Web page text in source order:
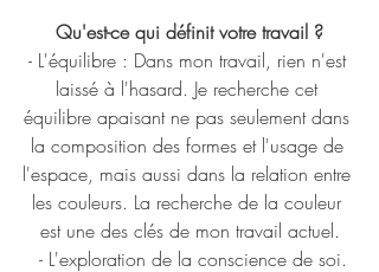
Qu'est-ce qui définit votre travail ?
- L'équilibre : Dans mon travail, rien n'est
laissé à l'hasard. Je recherche cet
équilibre apaisant ne pas seulement dans
la composition des formes et l'usage de
l'espace, mais aussi dans la relation entre
les couleurs. La recherche de la couleur
est une des clés de mon travail actuel.